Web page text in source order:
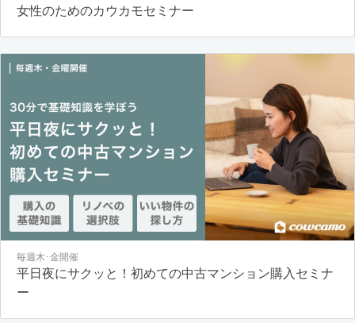
女性のためのカウカモセミナー
毎週木･金開催
平日夜にサクッと！初めての中古マンション購入セミナ
ー